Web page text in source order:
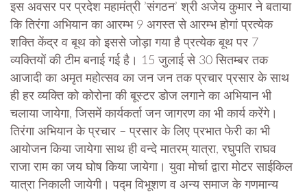
इस अवसर पर प्रदेश महामंत्री ’संगठन’ श्री अजेय कुमार ने बताया
कि तिरंगा अभियान का आरम्भ 9 अगस्त से आरम्भ होगां प्रत्येक
शक्ति केंद्र व बूथ को इससे जोड़ा गया है प्रत्येक बूथ पर 7
व्यक्तियों की टीम बनाई गई है। 15 जुलाई से 30 सितम्बर तक
आजादी का अमृत महोत्सव का जन जन तक प्रचार प्रसार के साथ
ही हर व्यक्ति को कोरोना की बूस्टर डोज लगाने का अभियान भी
चलाया जायेगा, जिसमें कार्यकर्ता जन जागरण का भी कार्य करेंगे।
तिरंगा अभियान के प्रचार – प्रसार के लिए प्रभात फेरी का भी
आयोजन किया जायेगा साथ ही वन्दे मातरम् यात्रा, रघुपति राघव
राजा राम का जय घोष किया जायेगा। युवा मोर्चा द्वारा मोटर साईकिल
यात्रा निकाली जायेगी। पद्म विभूशण व अन्य समाज के गणमान्य